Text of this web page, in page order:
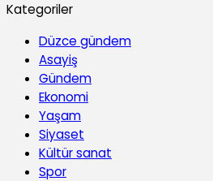
Kategoriler
Düzce gündem
Asayiş
Gündem
Ekonomi
Yaşam
Siyaset
Kültür sanat
Spor